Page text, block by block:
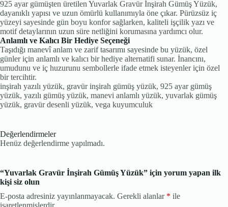
925 ayar gümüşten üretilen Yuvarlak Gravür İnşirah Gümüş Yüzük,
dayanıklı yapısı ve uzun ömürlü kullanımıyla öne çıkar. Pürüzsüz iç
yüzeyi sayesinde gün boyu konfor sağlarken, kaliteli işçilik yazı ve
motif detaylarının uzun süre netliğini korumasına yardımcı olur.
Anlamlı ve Kalıcı Bir Hediye Seçeneği
Taşıdığı manevî anlam ve zarif tasarımı sayesinde bu yüzük, özel
günler için anlamlı ve kalıcı bir hediye alternatifi sunar. İnancını,
umudunu ve iç huzurunu sembollerle ifade etmek isteyenler için özel
bir tercihtir.
inşirah yazılı yüzük, gravür inşirah gümüş yüzük, 925 ayar gümüş
yüzük, yazılı gümüş yüzük, manevi anlamlı yüzük, yuvarlak gümüş
yüzük, gravür desenli yüzük, vega kuyumculuk
Değerlendirmeler
Henüz değerlendirme yapılmadı.
“Yuvarlak Gravür İnşirah Gümüş Yüzük” için yorum yapan ilk
kişi siz olun
E-posta adresiniz yayınlanmayacak. Gerekli alanlar * ile
işaretlenmişlerdir